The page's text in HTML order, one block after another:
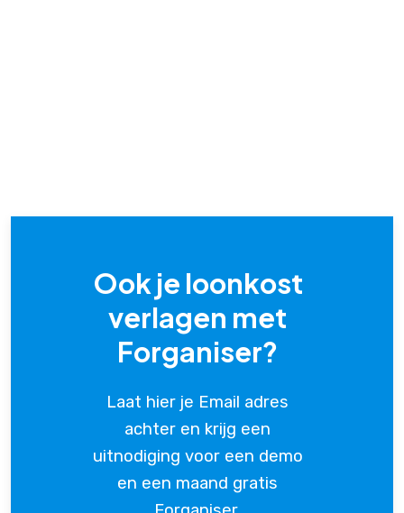
Ook je loonkost
verlagen met
Forganiser?
Laat hier je Email adres
achter en krijg een
uitnodiging voor een demo
en een maand gratis